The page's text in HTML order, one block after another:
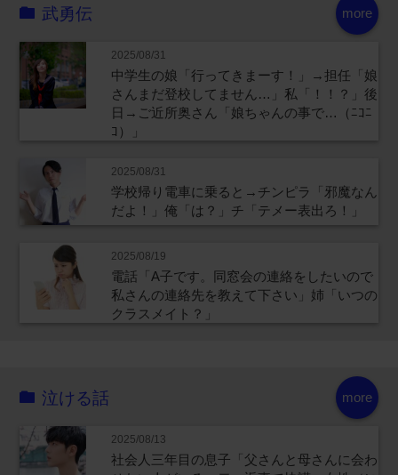
more
武勇伝
2025/08/31
中学生の娘「行ってきまーす！」→担任「娘
さんまだ登校してません…」私「！！？」後
日→ご近所奥さん「娘ちゃんの事で…（ﾆｺﾆ
ｺ）」
2025/08/31
学校帰り電車に乗ると→チンピラ「邪魔なん
だよ！」俺「は？」チ「テメー表出ろ！」
2025/08/19
電話「A子です。同窓会の連絡をしたいので
私さんの連絡先を教えて下さい」姉「いつの
クラスメイト？」
more
泣ける話
2025/08/13
社会人三年目の息子「父さんと母さんに会わ